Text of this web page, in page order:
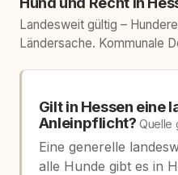
Landesweit gültig –
Ländersache. Kommunale
Gilt in Hessen eine
Anleinpflicht?Quelle
Eine generelle
alle Hunde gibt es in